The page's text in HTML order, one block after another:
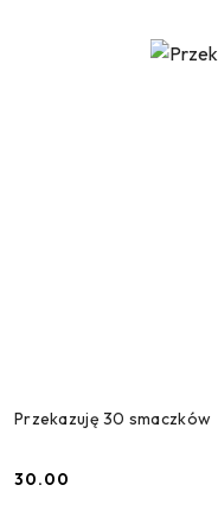
Przekazuję 30 smaczków
Cena:
30.00